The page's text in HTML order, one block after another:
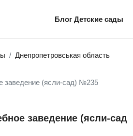
Блог Детские сады
Днепропетровськая область
заведение (ясли-сад) №235
заведение (ясли-сад)